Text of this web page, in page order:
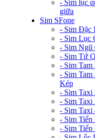
- Sim lục
giữa
Sim SFone
- Sim Đặc
- Sim Lục
- Sim Ngũ
- Sim Tứ
- Sim Tam
- Sim Tam
Kép
- Sim Taxi
- Sim Taxi
- Sim Taxi
- Sim
- Sim